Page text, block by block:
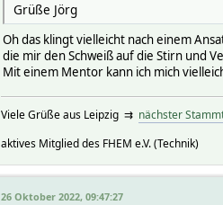
Grüße Jörg
Oh das klingt vielleicht nach einem
die mir den Schweiß auf die Stirn und
Mit einem Mentor kann ich mich
Viele Grüße aus Leipzig ⇉ nächster
aktives Mitglied des FHEM e.V. (Technik)
26 Oktober 2022, 09:47:27